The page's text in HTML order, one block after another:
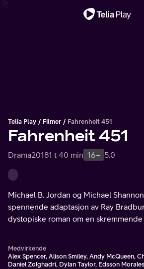
Telia Play Filmer Fahrenheit 451
Fahrenheit 451
Drama20181 t 40 min 16+ 5.0
Michael B. Jordan og Michael
spennende adaptasjon av Ray
dystopiske roman om en
Medvirkende
Alex Spencer, Alison Smiley, Andy McQueen,
Daniel Zolghadri, Dylan Taylor, Edsson